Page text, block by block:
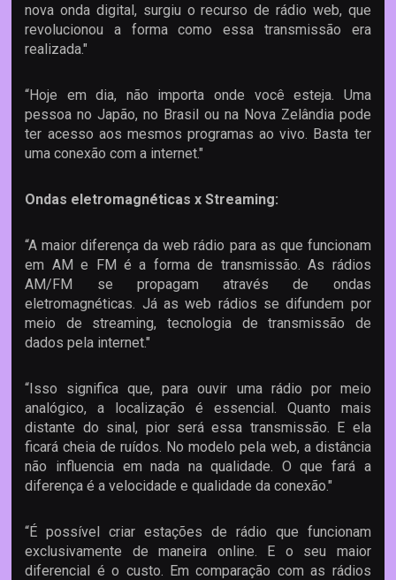
nova onda digital, surgiu o recurso de rádio web, que
revolucionou a forma como essa transmissão era
realizada."
“Hoje em dia, não importa onde você esteja. Uma
pessoa no Japão, no Brasil ou na Nova Zelândia pode
ter acesso aos mesmos programas ao vivo. Basta ter
uma conexão com a internet."
Ondas eletromagnéticas x Streaming:
“A maior diferença da web rádio para as que funcionam
em AM e FM é a forma de transmissão. As rádios
AM/FM se propagam através de ondas
eletromagnéticas. Já as web rádios se difundem por
meio de streaming, tecnologia de transmissão de
dados pela internet."
“Isso significa que, para ouvir uma rádio por meio
analógico, a localização é essencial. Quanto mais
distante do sinal, pior será essa transmissão. E ela
ficará cheia de ruídos. No modelo pela web, a distância
não influencia em nada na qualidade. O que fará a
diferença é a velocidade e qualidade da conexão."
“É possível criar estações de rádio que funcionam
exclusivamente de maneira online. E o seu maior
diferencial é o custo. Em comparação com as rádios